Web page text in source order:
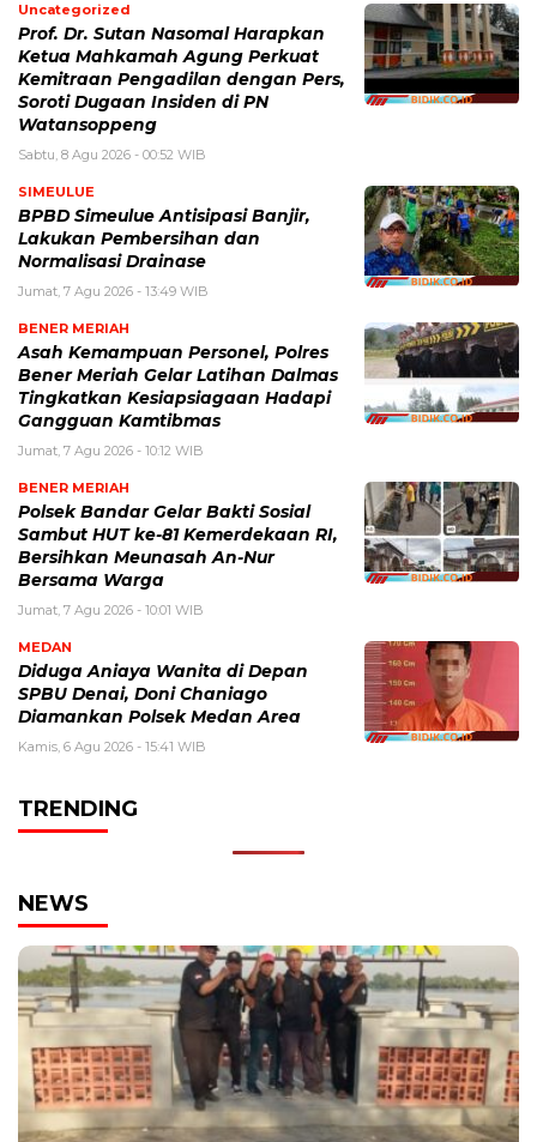
Uncategorized
Prof. Dr. Sutan Nasomal Harapkan
Ketua Mahkamah Agung Perkuat
Kemitraan Pengadilan dengan Pers,
Soroti Dugaan Insiden di PN
Watansoppeng
Sabtu, 8 Agu 2026 - 00:52 WIB
SIMEULUE
BPBD Simeulue Antisipasi Banjir,
Lakukan Pembersihan dan
Normalisasi Drainase
Jumat, 7 Agu 2026 - 13:49 WIB
BENER MERIAH
Asah Kemampuan Personel, Polres
Bener Meriah Gelar Latihan Dalmas
Tingkatkan Kesiapsiagaan Hadapi
Gangguan Kamtibmas
Jumat, 7 Agu 2026 - 10:12 WIB
BENER MERIAH
Polsek Bandar Gelar Bakti Sosial
Sambut HUT ke-81 Kemerdekaan RI,
Bersihkan Meunasah An-Nur
Bersama Warga
Jumat, 7 Agu 2026 - 10:01 WIB
MEDAN
Diduga Aniaya Wanita di Depan
SPBU Denai, Doni Chaniago
Diamankan Polsek Medan Area
Kamis, 6 Agu 2026 - 15:41 WIB
TRENDING
NEWS